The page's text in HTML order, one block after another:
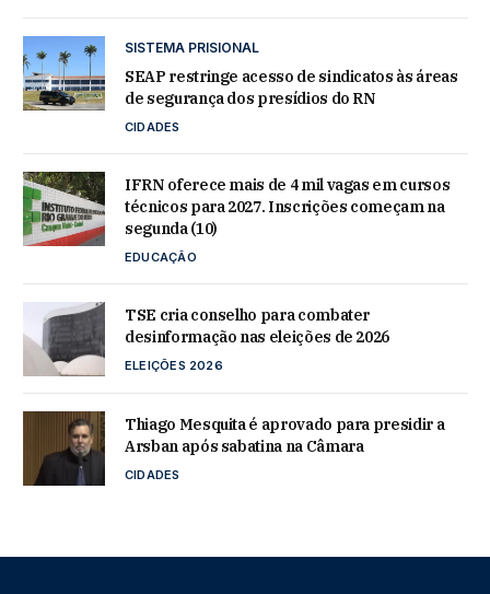
SISTEMA PRISIONAL
SEAP restringe acesso de sindicatos às áreas
de segurança dos presídios do RN
CIDADES
IFRN oferece mais de 4 mil vagas em cursos
técnicos para 2027. Inscrições começam na
segunda (10)
EDUCAÇÃO
TSE cria conselho para combater
desinformação nas eleições de 2026
ELEIÇÕES 2026
Thiago Mesquita é aprovado para presidir a
Arsban após sabatina na Câmara
CIDADES